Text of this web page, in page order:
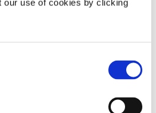
our use of cookies by clicking
***
send en mail til presse@stm.dk
adgang til Statsministeriet fra kl.